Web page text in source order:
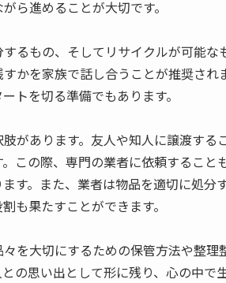
ら進めることが大切です。
るもの、そしてリサイクルが可能な
かを家族で話し合うことが推奨され
トを切る準備でもあります。
があります。友人や知人に譲渡する
この際、専門の業者に依頼すること
す。また、業者は物品を適切に処分
も果たすことができます。
を大切にするための保管方法や整
の思い出として形に残り、心の中で